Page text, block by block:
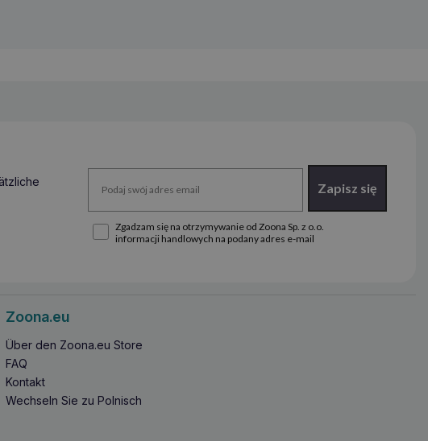
Zapisz się
Zgadzam się na otrzymywanie od Zoona Sp. z o.o.
informacji handlowych na podany adres e-mail
Zoona.eu
Über den Zoona.eu Store
FAQ
Kontakt
Wechseln Sie zu Polnisch